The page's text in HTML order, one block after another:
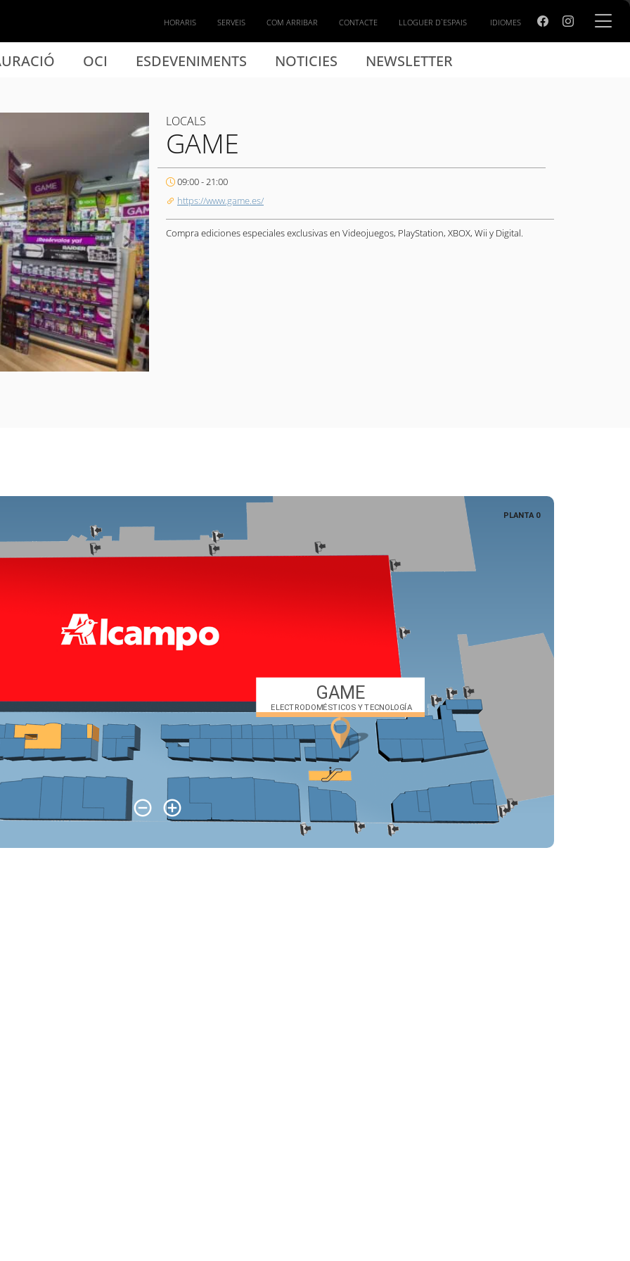
OCI ESDEVENIMENTS NOTICIES NEWSLETTER
HORARIS SERVEIS COM ARRIBAR CONTACTE LLOGUER D`ESPAIS IDIOMES
LOCALS
GAME
09:00 - 21:00
https://www.game.es/
Compra ediciones especiales exclusivas en Videojuegos, PlayStation, XBOX, Wii y Digital.